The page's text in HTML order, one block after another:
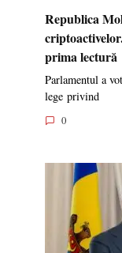
Republica
prima lectură
Parlamentul a
lege privind
0